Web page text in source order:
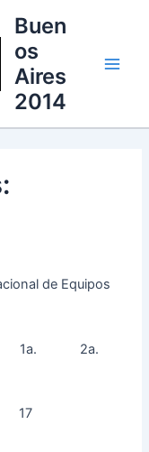
Buen
os
Aires
2014
de Equipos
2a.